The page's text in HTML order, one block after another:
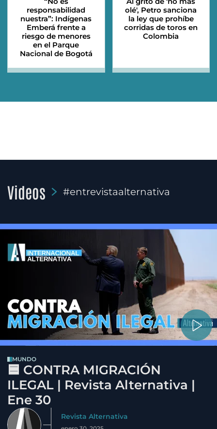
responsabilidad
nuestra”: Indígenas
Emberá frente a
riesgo de menores
en el Parque
Nacional de Bogotá
olé', Petro sanciona
la ley que prohíbe
corridas de toros en
Colombia
Videos #entrevistaalternativa
MUNDO
🟦 CONTRA MIGRACIÓN
ILEGAL | Revista Alternativa |
Ene 30
Revista Alternativa